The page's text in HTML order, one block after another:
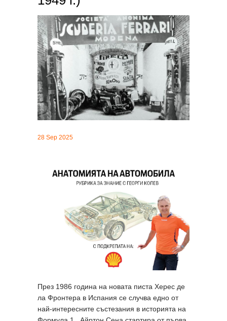
28 Sep 2025
През 1986 година на новата писта Херес де
ла Фронтера в Испания се случва едно от
най-интересните състезания в историята на